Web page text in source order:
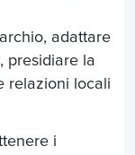
adattare
presidiare la
relazioni locali
i